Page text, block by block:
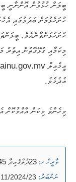
ބީލަން ހުޅުވުން އޮންނާނީ
ހުށަހެޅުމަށް ބަދަލުގައި
ހުށަހަޅަންވާނެއެވެ.
އެދެމެވެ.
މިހެންވެ މިކަން އާއްމުކޮށް
ތާރީޚް ހ: 23ޛުލްޤައިދާ 1445
ނަންބަރު: 2024/23